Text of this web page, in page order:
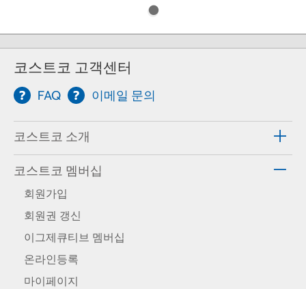
코스트코 고객센터
FAQ 이메일 문의
코스트코 소개
코스트코 멤버십
회원가입
회원권 갱신
이그제큐티브 멤버십
온라인등록
마이페이지